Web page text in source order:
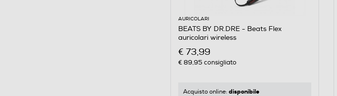
AURICOLARI
BEATS BY DR.DRE - Beats Flex
auricolari wireless
€ 73,99
€ 89,95 consigliato
Acquisto online: disponibile